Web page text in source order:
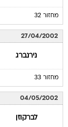
מחזור 32
27/04/2002
נירנברג
מחזור 33
04/05/2002
לברקוזן